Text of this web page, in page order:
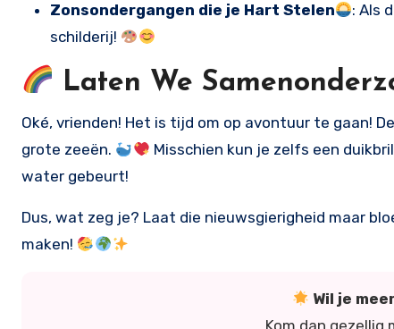
Zonsondergangen die je Hart Stelen
: Als
schilderij!
Laten We
Oké, vrienden! Het is tijd om op avontuur te gaan!
grote zeeën.
Misschien kun je zelfs een
water gebeurt!
Dus, wat zeg je? Laat die nieuwsgierigheid maar
maken!
Wil je